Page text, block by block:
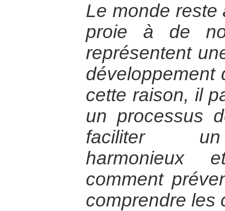
Le monde reste
proie à de
représentent
développement
cette raison, il
un processus
faciliter un
harmonieux
comment
comprendre les